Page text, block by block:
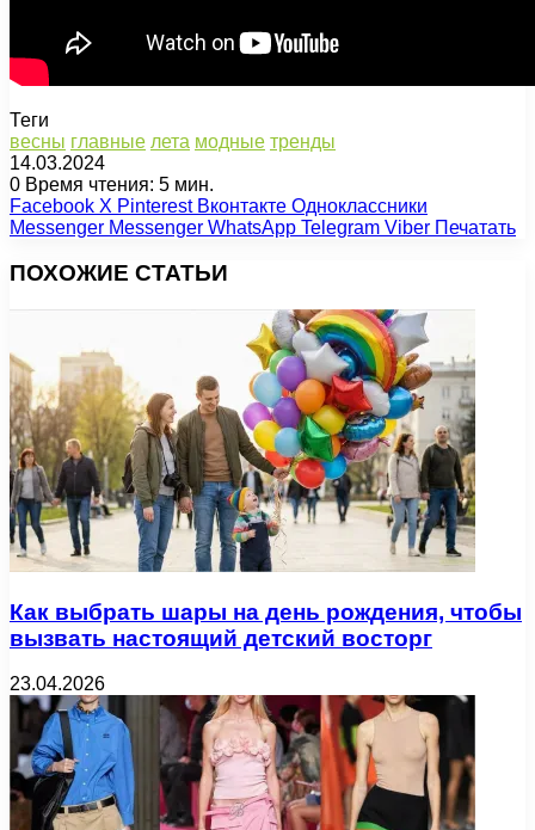
Теги
весны главные лета модные тренды
14.03.2024
0 Время чтения: 5 мин.
Facebook X Pinterest Вконтакте Одноклассники
Messenger Messenger WhatsApp Telegram Viber Печатать
ПОХОЖИЕ СТАТЬИ
Как выбрать шары на день рождения, чтобы
вызвать настоящий детский восторг
23.04.2026